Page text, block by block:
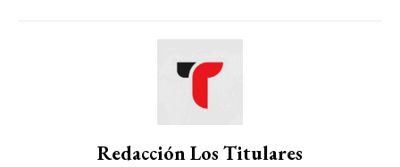
Redacción Los Titulares